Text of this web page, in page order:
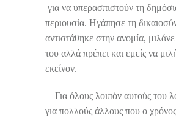
για να υπερασπιστούν τη
περιουσία. Ηγάπησε τη
αντιστάθηκε στην ανομία,
του αλλά πρέπει και εμείς να
εκείνον.
Για όλους λοιπόν αυτούς του
για πολλούς άλλους που ο